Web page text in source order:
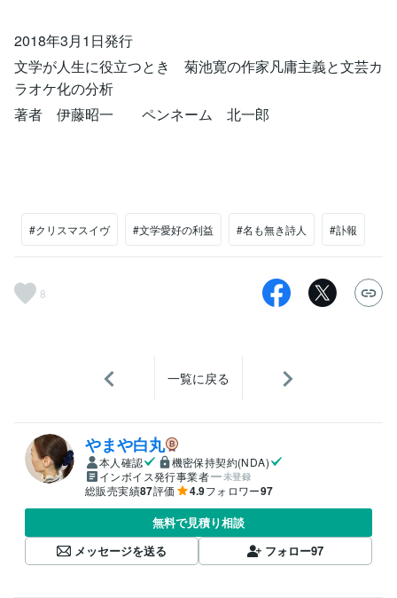
2018年3月1日発行
文学が人生に役立つとき 菊池寛の作家凡庸主義と文芸カ
ラオケ化の分析
著者 伊藤昭一 ペンネーム 北一郎
#クリスマスイヴ #文学愛好の利益 #名も無き詩人 #訃報
8
一覧に戻る
やまや白丸
本人確認
機密保持契約(NDA)
インボイス発行事業者
未登録
総販売実績87評価 4.9フォロワー97
無料で見積り相談
メッセージを送る
フォロー97